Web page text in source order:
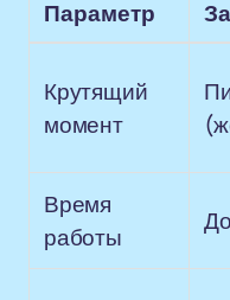
Параметр
Крутящий
момент
Время
работы